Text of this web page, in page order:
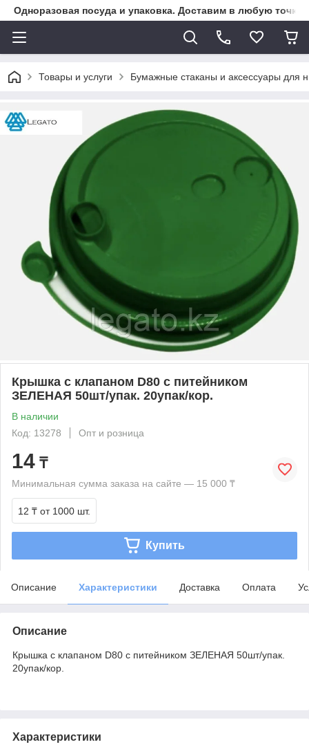
Одноразовая посуда и упаковка. Доставим в любую точку
Товары и услуги Бумажные стаканы и аксессуары для
Крышка с клапаном D80 с питейником
ЗЕЛЕНАЯ 50шт/упак. 20упак/кор.
В наличии
Код: 13278
Опт и розница
14 ₸
Минимальная сумма заказа на сайте — 15 000 ₸
12 ₸ от 1000 шт.
Купить
Описание Характеристики Доставка Оплата
Описание
Крышка с клапаном D80 с питейником ЗЕЛЕНАЯ 50шт/упак.
20упак/кор.
Характеристики